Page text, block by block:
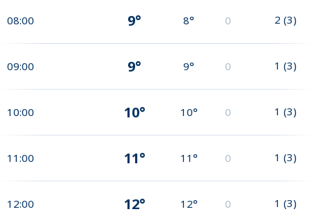
08:00 9° 8° 0 2 (3)
09:00 9° 9° 0 1 (3)
10:00 10° 10° 0 1 (3)
11:00 11° 11° 0 1 (3)
12:00 12° 12° 0 1 (3)